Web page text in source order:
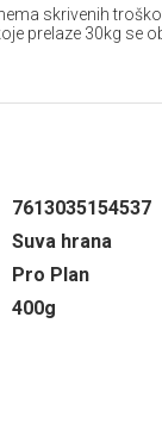
skrivenih
prelaze 30kg se
7613035154537
Suva hrana
Pro Plan
400g